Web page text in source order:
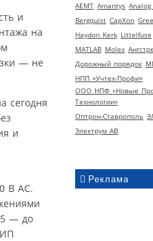
AEMT Amantys
Bergquist CapXon
Haydon Kerk Littelfuse
MATLAB Molex
Дорожный порядок
НПП «Учтех-Профи»
ООО НПФ «Новые
Технологии»
Оптрон-Ставрополь
Электрум АВ
Реклама
и
на
— не
сегодня
и
В AC.
— до